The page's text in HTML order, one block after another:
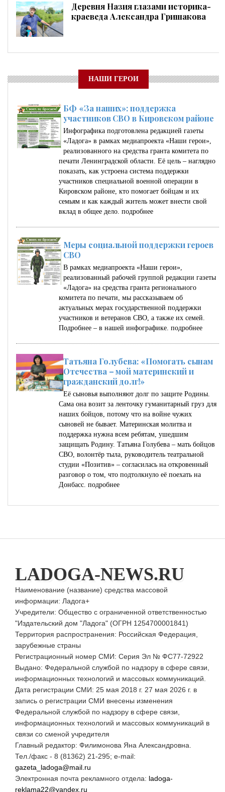
Деревня Назия глазами историка-
краеведа Александра Гришакова
НАШИ ГЕРОИ
БФ «За наших»: поддержка
участников СВО в Кировском районе
Инфографика подготовлена редакцией газеты
«Ладога» в рамках медиапроекта «Наши герои»,
реализованного на средства гранта комитета по
печати Ленинградской области. Её цель – наглядно
показать, как устроена система поддержки
участников специальной военной операции в
Кировском районе, кто помогает бойцам и их
семьям и как каждый житель может внести свой
вклад в общее дело. подробнее
Меры социальной поддержки героев
СВО
В рамках медиапроекта «Наши герои»,
реализованный рабочей группой редакции газеты
«Ладога» на средства гранта регионального
комитета по печати, мы рассказываем об
актуальных мерах государственной поддержки
участников и ветеранов СВО, а также их семей.
Подробнее – в нашей инфографике. подробнее
Татьяна Голубева: «Помогать сынам
Отечества – мой материнский и
гражданский долг!»
Её сыновья выполняют долг по защите Родины.
Сама она возит за ленточку гуманитарный груз для
наших бойцов, потому что на войне чужих
сыновей не бывает. Материнская молитва и
поддержка нужна всем ребятам, ушедшим
защищать Родину. Татьяна Голубева – мать бойцов
СВО, волонтёр тыла, руководитель театральной
студии «Позитив» – согласилась на откровенный
разговор о том, что подтолкнуло её поехать на
Донбасс. подробнее
LADOGA-NEWS.RU
Наименование (название) средства массовой
информации: Ладога+
Учредители: Общество с ограниченной ответственностью
"Издательский дом "Ладога" (ОГРН 1254700001841)
Территория распространения: Российская Федерация,
зарубежные страны
Регистрационный номер СМИ: Серия Эл № ФС77-72922
Выдано: Федеральной службой по надзору в сфере связи,
информационных технологий и массовых коммуникаций.
Дата регистрации СМИ: 25 мая 2018 г. 27 мая 2026 г. в
запись о регистрации СМИ внесены изменения
Федеральной службой по надзору в сфере связи,
информационных технологий и массовых коммуникаций в
связи со сменой учредителя
Главный редактор: Филимонова Яна Александровна.
Тел./факс - 8 (81362) 21-295; e-mail:
gazeta_ladoga@mail.ru
Электронная почта рекламного отдела: ladoga-
reklama22@yandex.ru